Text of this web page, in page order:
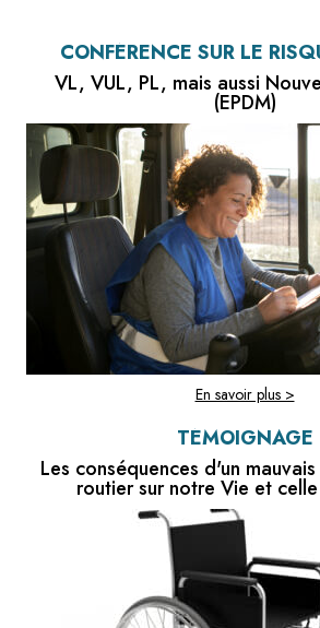
CONFÉRENCE SUR LE
VL, VUL, PL, mais aussi
(EPDM)
En savoir plus >
TÉMOIGNAGE
Les conséquences d'un
routier sur notre Vie et